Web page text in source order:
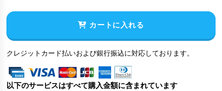
カートに入れる
クレジットカード払いおよび銀行振込に対応しております。
以下のサービスはすべて購入金額に含まれています